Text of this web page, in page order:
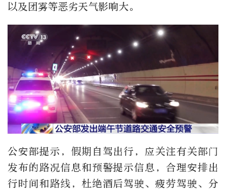
以及团雾等恶劣天气影响大。
公安部提示，假期自驾出行，应关注有关部门
发布的路况信息和预警提示信息，合理安排出
行时间和路线，杜绝酒后驾驶、疲劳驾驶、分